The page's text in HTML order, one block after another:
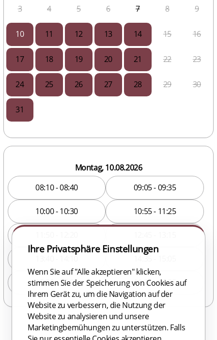
3 4 5 6 7 8 9
10 11 12 13 14 15 16
17 18 19 20 21 22 23
24 25 26 27 28 29 30
31
Montag, 10.08.2026
08:10 - 08:40
09:05 - 09:35
10:00 - 10:30 10:55 - 11:25
15:30 - 16:00 16:25 - 16:55
Ihre Privatsphäre Einstellungen
Wenn Sie auf "Alle akzeptieren" klicken,
stimmen Sie der Speicherung von Cookies auf
Ihrem Gerät zu, um die Navigation auf der
Website zu verbessern, die Nutzung der
Website zu analysieren und unsere
Marketingbemühungen zu unterstützen. Falls